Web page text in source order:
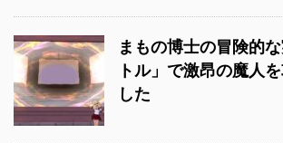
まもの博士の冒険的
トル」で激昂の魔人
した